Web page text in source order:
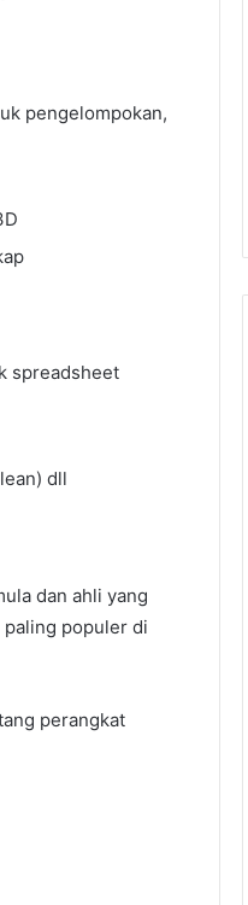
pengelompokan,
spreadsheet
dll
dan ahli yang
populer di
perangkat